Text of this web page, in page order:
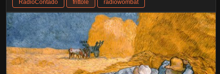
RadioContado frittole radiowombat